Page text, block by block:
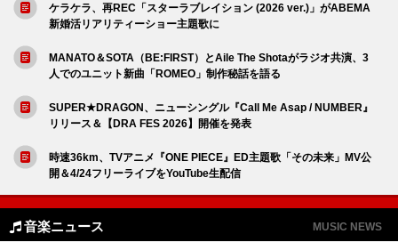
ケラケラ、再REC「スターラブレイション (2026 ver.)」がABEMA
新婚活リアリティーショー主題歌に
MANATO＆SOTA（BE:FIRST）とAile The Shotaがラジオ共演、3
人でのユニット新曲「ROMEO」制作秘話を語る
SUPER★DRAGON、ニューシングル『Call Me Asap / NUMBER』
リリース＆【DRA FES 2026】開催を発表
時速36km、TVアニメ『ONE PIECE』ED主題歌「その未来」MV公
開＆4/24フリーライブをYouTube生配信
音楽ニュース MUSIC NEWS